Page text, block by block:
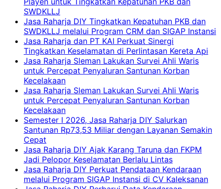
SWDKLLJ
Jasa Raharja DIY Tingkatkan Kepatuhan PKB dan
SWDKLLJ melalui Program CRM dan SIGAP Instansi
Jasa Raharja dan PT KAI Perkuat Sinergi
Tingkatkan Keselamatan di Perlintasan Kereta Api
Jasa Raharja Sleman Lakukan Survei Ahli Waris
untuk Percepat Penyaluran Santunan Korban
Kecelakaan
Jasa Raharja Sleman Lakukan Survei Ahli Waris
untuk Percepat Penyaluran Santunan Korban
Kecelakaan
Semester I 2026, Jasa Raharja DIY Salurkan
Santunan Rp73,53 Miliar dengan Layanan Semakin
Cepat
Jasa Raharja DIY Ajak Karang Taruna dan FKPM
Jadi Pelopor Keselamatan Berlalu Lintas
Jasa Raharja DIY Perkuat Pendataan Kendaraan
melalui Program SIGAP Instansi di CV Kaleksanan